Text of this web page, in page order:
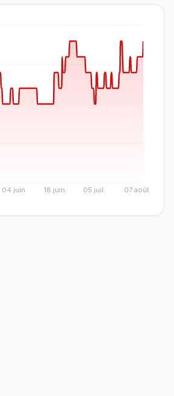
04 juin 18 juin 05 juil. 07 août